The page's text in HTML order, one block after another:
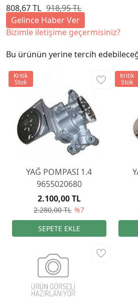
808,67 TL 918,95 TL
Gelince Haber Ver
Bizimle iletişime geçermisiniz?
Bu ürünün yerine tercih
YAĞ POMPASI 1.4
9655020680
2.280,00 TL %7
2.100,00 TL
Kritik
Stok
Kritik
Stok